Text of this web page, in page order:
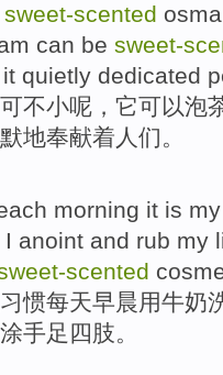
sweet-scented
can be sweet-
quietly dedicated
可不小呢， 它可以泡
地奉献着 人们。
morning it is my
anoint and rub my
scented
习惯每天早晨用牛奶
手足四肢。